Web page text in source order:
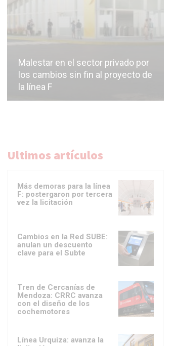
Malestar en el sector privado por
los cambios sin fin al proyecto de
la línea F
Ultimos artículos
Más demoras para la línea
F: postergaron por tercera
vez la licitación
Cambios en la Red SUBE:
anulan un descuento
clave para el Subte
Tren de Cercanías de
Mendoza: CRRC avanza
con el diseño de los
cochemotores
Línea Urquiza: avanza la